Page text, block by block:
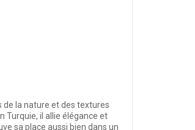
de la nature et des textures
Turquie, il allie élégance et
sa place aussi bien dans un